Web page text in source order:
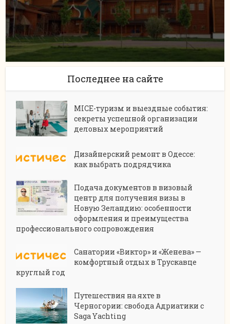
Последнее на сайте
MICE-туризм и выездные события:
секреты успешной организации
деловых мероприятий
Дизайнерский ремонт в Одессе:
как выбрать подрядчика
Подача документов в визовый
центр для получения визы в
Новую Зеландию: особенности
оформления и преимущества
профессионального сопровождения
Санатории «Виктор» и «Женева» —
комфортный отдых в Трускавце
круглый год
Путешествия на яхте в
Черногории: свобода Адриатики с
Saga Yachting